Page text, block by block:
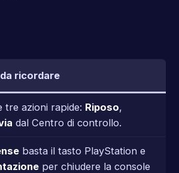
ricordare
azioni rapide: Riposo,
dal Centro di controllo.
basta il tasto PlayStation e
per chiudere la console